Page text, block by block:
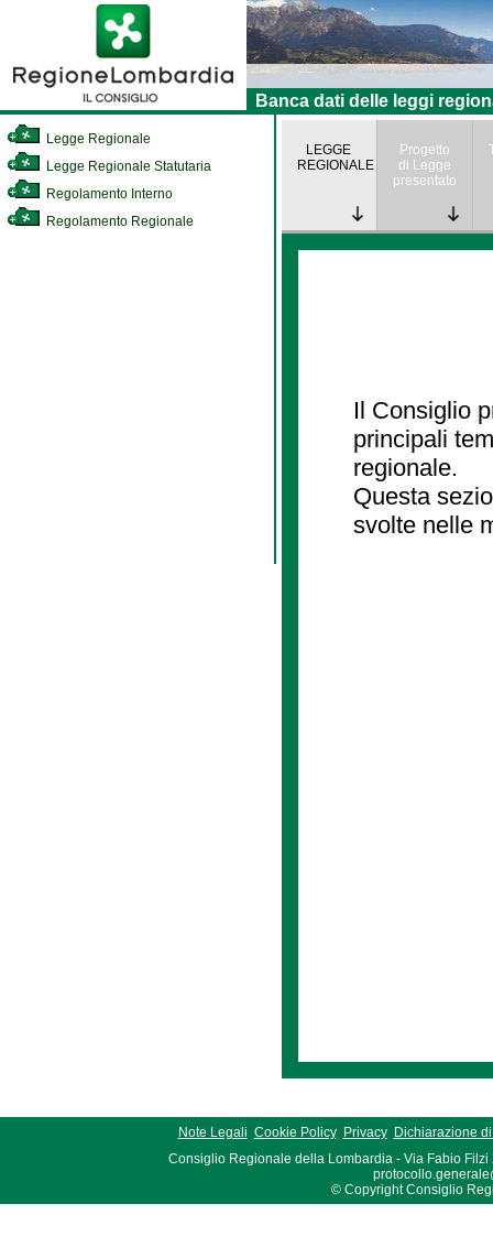
Banca dati delle leggi
Legge Regionale
Legge Regionale Statutaria
Regolamento Interno
Regolamento Regionale
LEGGE
REGIONALE
Progetto
di Legge
presentato
Il Consiglio
principali
regionale.
Questa
svolte nelle
Note Legali Cookie Policy Privacy
Dichiarazione
Consiglio Regionale della Lombardia - Via Fabio Filzi
© Copyright Consiglio